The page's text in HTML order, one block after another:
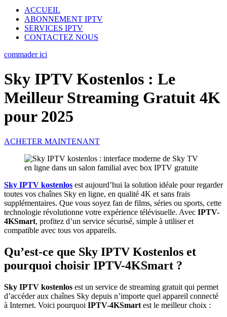
ACCUEIL
ABONNEMENT IPTV
SERVICES IPTV
CONTACTEZ NOUS
commader ici
Sky IPTV Kostenlos : Le
Meilleur Streaming Gratuit 4K
pour 2025
ACHETER MAINTENANT
Sky IPTV kostenlos est aujourd’hui la solution idéale pour regarder
toutes vos chaînes Sky en ligne, en qualité 4K et sans frais
supplémentaires. Que vous soyez fan de films, séries ou sports, cette
technologie révolutionne votre expérience télévisuelle. Avec IPTV-
4KSmart, profitez d’un service sécurisé, simple à utiliser et
compatible avec tous vos appareils.
Qu’est-ce que Sky IPTV Kostenlos et
pourquoi choisir IPTV-4KSmart ?
Sky IPTV kostenlos est un service de streaming gratuit qui permet
d’accéder aux chaînes Sky depuis n’importe quel appareil connecté
à Internet. Voici pourquoi IPTV-4KSmart est le meilleur choix :